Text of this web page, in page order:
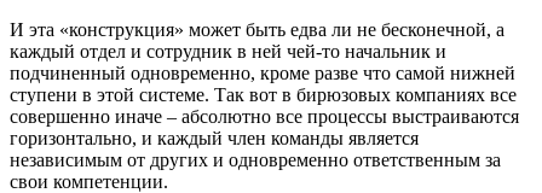
И эта «конструкция» может быть едва ли не бесконечной, а
каждый отдел и сотрудник в ней чей-то начальник и
подчиненный одновременно, кроме разве что самой нижней
ступени в этой системе. Так вот в бирюзовых компаниях все
совершенно иначе – абсолютно все процессы выстраиваются
горизонтально, и каждый член команды является
независимым от других и одновременно ответственным за
свои компетенции.